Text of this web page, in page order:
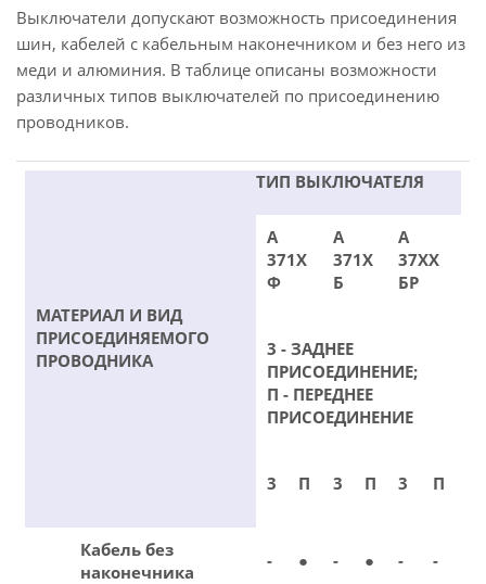
Выключатели допускают возможность присоединения
шин, кабелей с кабельным наконечником и без него из
меди и алюминия. В таблице описаны возможности
различных типов выключателей по присоединению
проводников.
МАТЕРИАЛ И ВИД
ПРИСОЕДИНЯЕМОГО
ПРОВОДНИКА
ТИП ВЫКЛЮЧАТЕЛЯ
А
371Х
Ф
А
371Х
Б
А
37ХХ
БР
3 - ЗАДНЕЕ
ПРИСОЕДИНЕНИЕ;
П - ПЕРЕДНЕЕ
ПРИСОЕДИНЕНИЕ
3 П 3 П 3 П
Кабель без
наконечника
- ● - ● - -